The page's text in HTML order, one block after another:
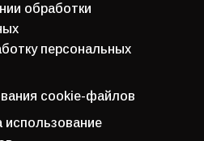
обработки
персональных
cookie-файлов